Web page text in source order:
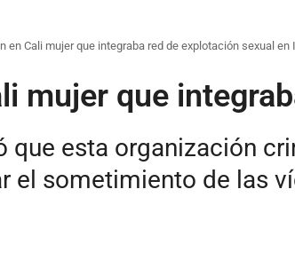
en Cali mujer que integraba red de explotación sexual en
mujer que
que esta organización
el sometimiento de las